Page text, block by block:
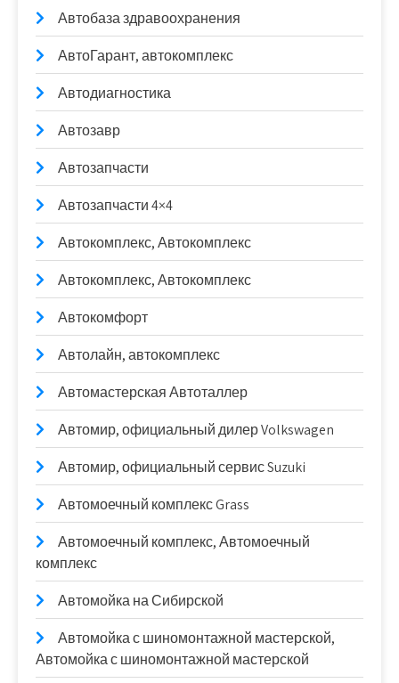
Автобаза здравоохранения
АвтоГарант, автокомплекс
Автодиагностика
Автозавр
Автозапчасти
Автозапчасти 4×4
Автокомплекс, Автокомплекс
Автокомплекс, Автокомплекс
Автокомфорт
Автолайн, автокомплекс
Автомастерская Автоталлер
Автомир, официальный дилер Volkswagen
Автомир, официальный сервис Suzuki
Автомоечный комплекс Grass
Автомоечный комплекс, Автомоечный
комплекс
Автомойка на Сибирской
Автомойка с шиномонтажной мастерской,
Автомойка с шиномонтажной мастерской